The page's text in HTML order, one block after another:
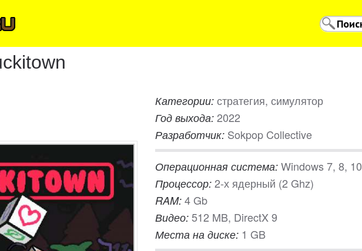
Категории: стратегия, симулятор
Год выхода: 2022
Разработчик: Sokpop Collective
Операционная система: Windows 7, 8, 10
Процессор: 2-х ядерный (2 Ghz)
RAM: 4 Gb
Видео: 512 MB, DirectX 9
Места на диске: 1 GB